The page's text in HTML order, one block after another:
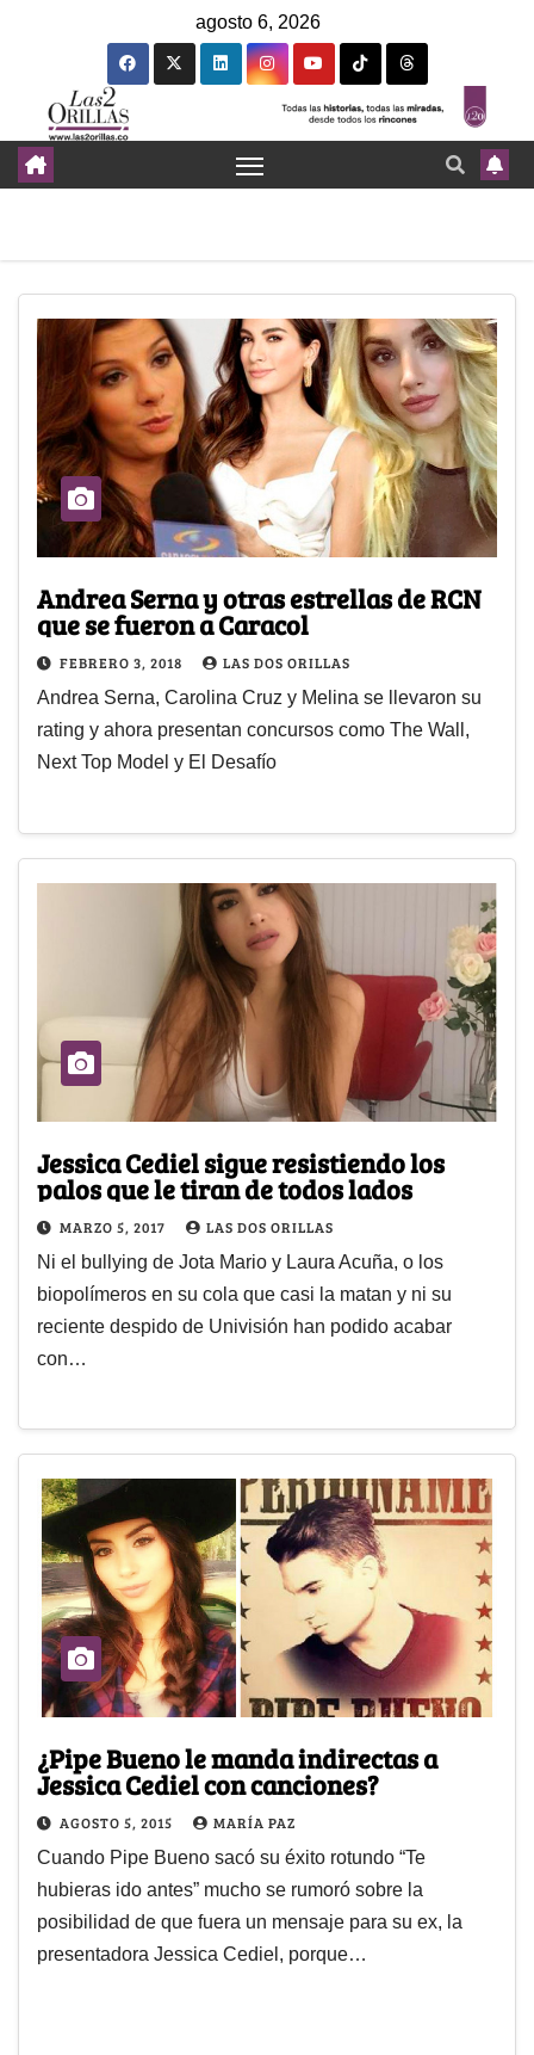
agosto 6, 2026
Andrea Serna y otras estrellas de RCN
que se fueron a Caracol
FEBRERO 3, 2018 LAS DOS ORILLAS
Andrea Serna, Carolina Cruz y Melina se llevaron su
rating y ahora presentan concursos como The Wall,
Next Top Model y El Desafío
Jessica Cediel sigue resistiendo los
palos que le tiran de todos lados
MARZO 5, 2017 LAS DOS ORILLAS
Ni el bullying de Jota Mario y Laura Acuña, o los
biopolímeros en su cola que casi la matan y ni su
reciente despido de Univisión han podido acabar
con…
¿Pipe Bueno le manda indirectas a
Jessica Cediel con canciones?
AGOSTO 5, 2015 MARÍA PAZ
Cuando Pipe Bueno sacó su éxito rotundo “Te
hubieras ido antes” mucho se rumoró sobre la
posibilidad de que fuera un mensaje para su ex, la
presentadora Jessica Cediel, porque…